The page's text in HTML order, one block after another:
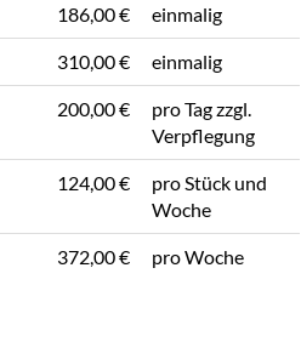
186,00 € einmalig
310,00 € einmalig
200,00 €
pro Tag zzgl.
Verpflegung
124,00 €
pro Stück und
Woche
372,00 € pro Woche